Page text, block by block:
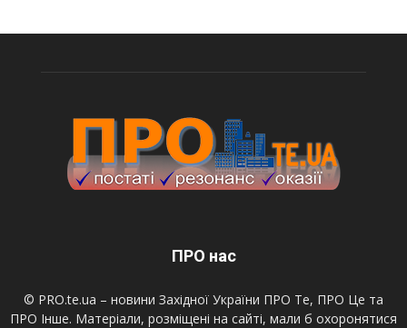
ПРО нас
© PRO.te.ua – новини Західної України ПРО Те, ПРО Це та
ПРО Інше. Матеріали, розміщені на сайті, мали б охоронятися